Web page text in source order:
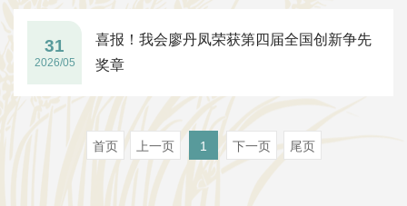
喜报！我会廖丹凤荣获第四届全国创新争先
奖章
31
2026/05
首页 上一页 1 下一页 尾页